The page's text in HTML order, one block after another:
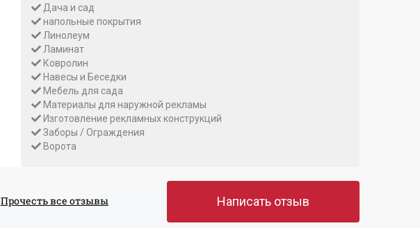
Дача и сад
напольные покрытия
Линолеум
Ламинат
Ковролин
Навесы и Беседки
Мебель для сада
Материалы для наружной рекламы
Изготовление рекламных конструкций
Заборы / Ограждения
Ворота
Прочесть все отзывы Написать отзыв